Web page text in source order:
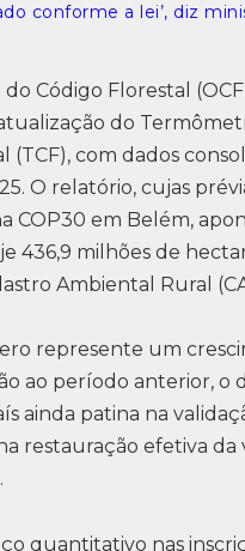
conforme a lei’, diz
Código Florestal
do
(TCF), com dados
O relatório, cujas
COP30 em Belém,
436,9 milhões de
Ambiental Rural
represente um
ao período anterior, o
ainda patina na
restauração efetiva da
quantitativo nas